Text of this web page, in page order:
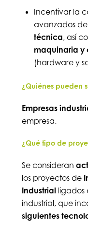
Incentivar la
avanzados
técnica, así
maquinaria y
(hardware y
¿Quiénes pueden
Empresas
empresa.
¿Qué tipo de
Se consideran
los proyectos de
Industrial ligados
industrial, que
siguientes